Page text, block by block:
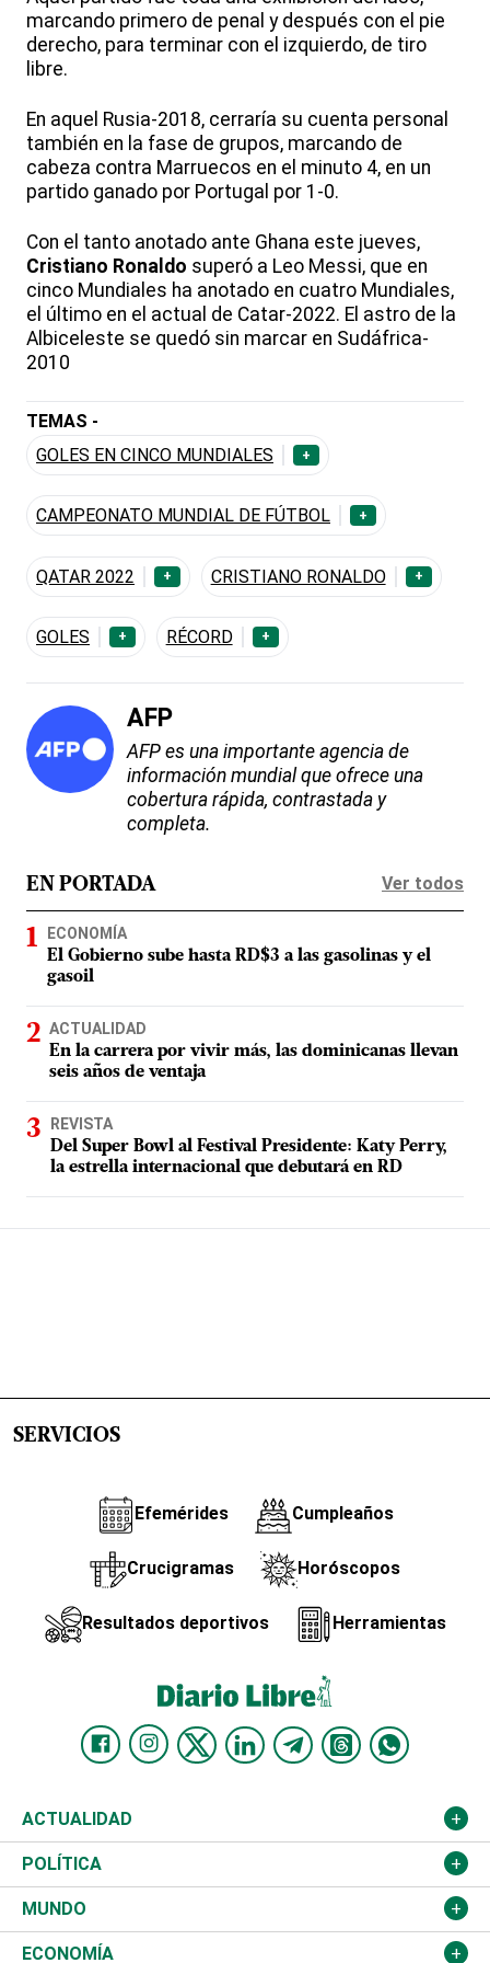
marcando primero de penal y después con el pie
derecho, para terminar con el izquierdo, de tiro
libre.
En aquel Rusia-2018, cerraría su cuenta personal
también en la fase de grupos, marcando de
cabeza contra Marruecos en el minuto 4, en un
partido ganado por Portugal por 1-0.
Con el tanto anotado ante Ghana este jueves,
Cristiano Ronaldo superó a Leo Messi, que en
cinco Mundiales ha anotado en cuatro Mundiales,
el último en el actual de Catar-2022. El astro de la
Albiceleste se quedó sin marcar en Sudáfrica-
2010
TEMAS -
GOLES EN CINCO MUNDIALES
+
CAMPEONATO MUNDIAL DE FÚTBOL +
QATAR 2022 + CRISTIANO RONALDO +
GOLES + RÉCORD +
AFP
AFP es una importante agencia de
información mundial que ofrece una
cobertura rápida, contrastada y
completa.
EN PORTADA Ver todos
ECONOMÍA
El Gobierno sube hasta RD$3 a las gasolinas y el
gasoil
ACTUALIDAD
En la carrera por vivir más, las dominicanas llevan
seis años de ventaja
REVISTA
Del Super Bowl al Festival Presidente: Katy Perry,
la estrella internacional que debutará en RD
SERVICIOS
Efemérides Cumpleaños
Crucigramas Horóscopos
Resultados deportivos Herramientas
ACTUALIDAD
Nacional
Ciudad
Educación
POLÍTICA
Partidos
JCE
MUNDO
Estados Unidos
ECONOMÍA